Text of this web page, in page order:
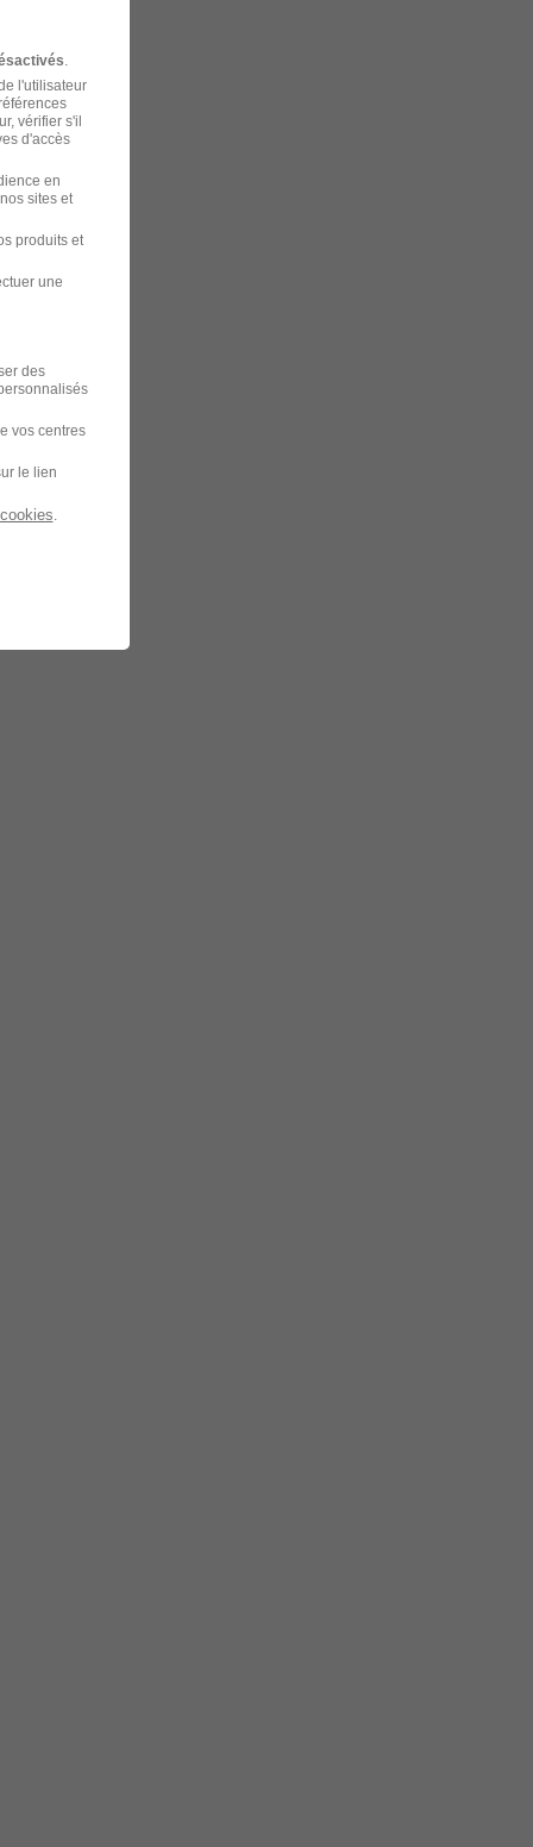
l'utilisateur
vérifier s'il
d'accès
en
sites et
produits et
une
des
vos centres
le lien